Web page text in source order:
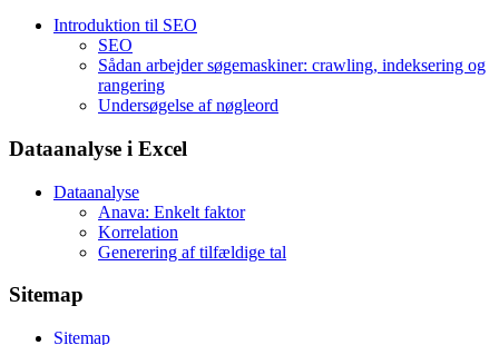
Introduktion til SEO
SEO
Sådan arbejder søgemaskiner: crawling, indeksering og
rangering
Undersøgelse af nøgleord
Dataanalyse i Excel
Dataanalyse
Anava: Enkelt faktor
Korrelation
Generering af tilfældige tal
Sitemap
Sitemap